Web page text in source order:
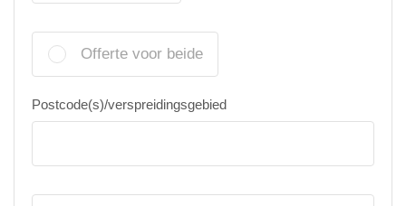
Offerte voor beide
Postcode(s)/verspreidingsgebied